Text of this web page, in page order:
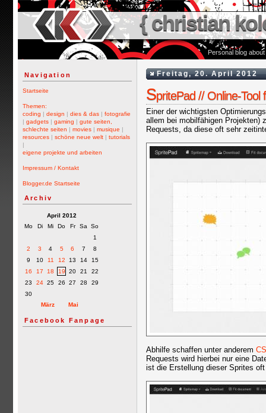
{ christian
Personal blog
Navigation
Startseite
Themen:
coding | design | dies & das | fotografie
| gadgets | gaming | gute seiten,
schlechte seiten | movies | musique |
resources | schöne neue welt | tutorials
|
eigene projekte und arbeiten
Impressum / Kontakt
Blogger.de Startseite
Archiv
April 2012
Mo
Di Mi Do Fr Sa
So
1
2
3 4 5 6 7
8
9
10 11 12 13 14
15
16
17 18 19 20 21
22
23
24 25 26 27 28
29
30
März
Mai
Facebook Fanpage
Freitag, 20. April 2012
SpritePad // Online-Tool
Einer der wichtigsten
allem bei mobilfähigen Projekten)
Requests, da diese oft sehr
Abhilfe schaffen unter anderem
Requests wird hierbei nur eine
ist die Erstellung dieser Sprites